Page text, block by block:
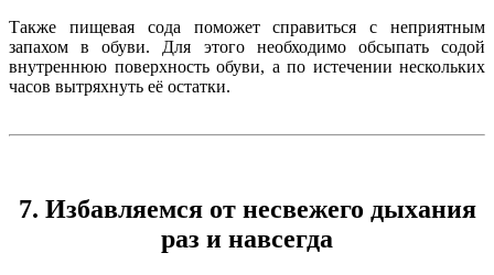
Также пищевая сода поможет справиться с неприятным
запахом в обуви. Для этого необходимо обсыпать содой
внутреннюю поверхность обуви, а по истечении нескольких
часов вытряхнуть её остатки.
7. Избавляемся от несвежего дыхания
раз и навсегда